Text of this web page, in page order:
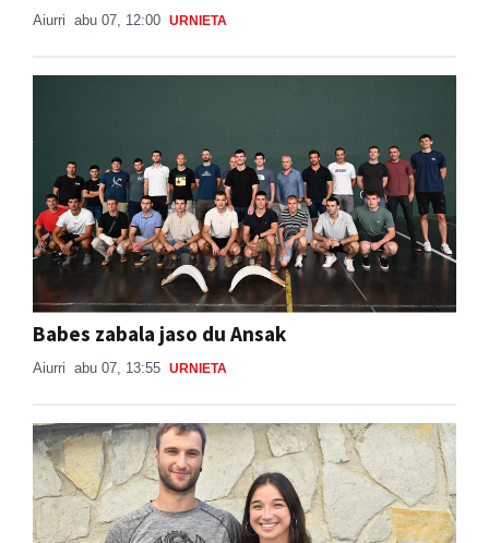
Aiurri abu 07, 12:00 URNIETA
Babes zabala jaso du Ansak
Aiurri abu 07, 13:55 URNIETA